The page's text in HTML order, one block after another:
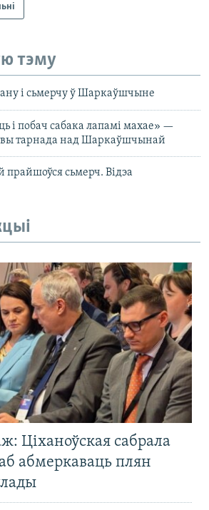
тэму
і сьмерчу ў Шаркаўшчыне
і побач сабака лапамі махае» —
тарнада над Шаркаўшчынай
сьмерч. Відэа
Ціханоўская сабрала
абмеркаваць плян